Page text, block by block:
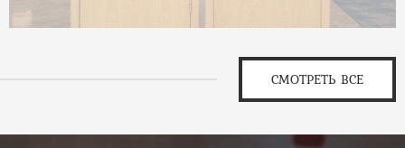
СМОТРЕТЬ ВСЕ